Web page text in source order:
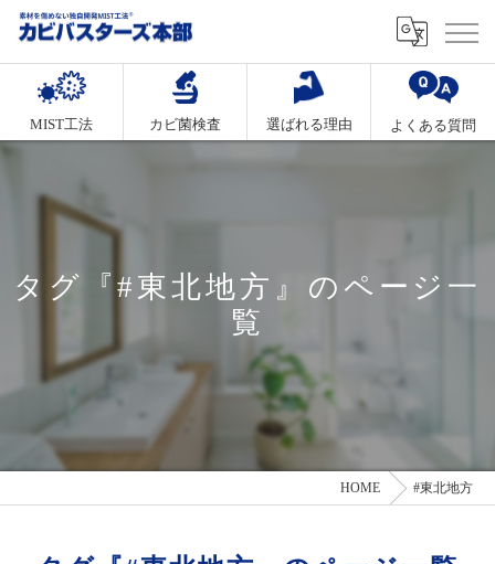
MIST工法 カビ菌検査 選ばれる理由 よくある質問
タグ『#東北地方』のページ一
覧
HOME #東北地方